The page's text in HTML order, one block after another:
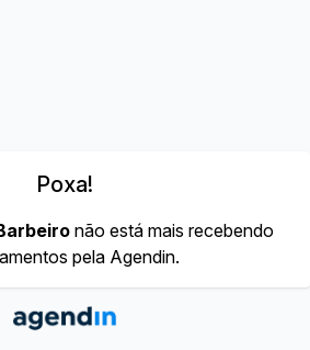
Poxa!
não está mais recebendo
pela Agendin.